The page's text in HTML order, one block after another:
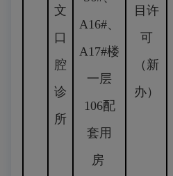
文
口
腔
诊
所
A16#、
A17#楼
一层
106配
套用
房
目许
可
（新
办）